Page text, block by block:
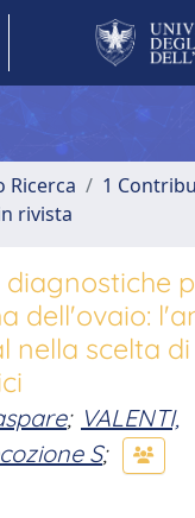
Ricerca
1
rivista
dell'ovaio:
nella scelta
; VALENTI,
S;